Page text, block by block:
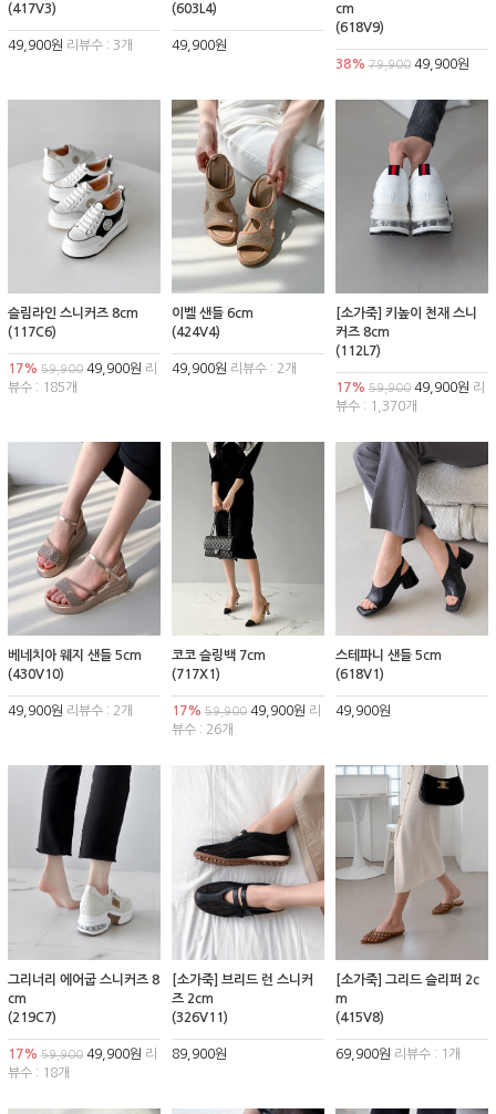
(417V3)
49,900원 리뷰수 : 3개
(603L4)
49,900원
cm
(618V9)
38% 79,90049,900원
슬림라인 스니커즈 8cm
(117C6)
17% 59,900 49,900원 리
뷰수 : 185개
이벨 샌들 6cm
(424V4)
49,900원 리뷰수 : 2개
[소가죽] 키높이 천재 스니
커즈 8cm
(112L7)
17% 59,90049,900원 리
뷰수 : 1,370개
베네치아 웨지 샌들 5cm
(430V10)
49,900원 리뷰수 : 2개
코코 슬링백 7cm
(717X1)
17% 59,90049,900원 리
뷰수 : 26개
스테파니 샌들 5cm
(618V1)
49,900원
그리너리 에어굽 스니커즈 8
cm
(219C7)
17% 59,900 49,900원 리
뷰수 : 18개
[소가죽] 브리드 런 스니커
즈 2cm
(326V11)
89,900원
[소가죽] 그리드 슬리퍼 2c
m
(415V8)
69,900원 리뷰수 : 1개